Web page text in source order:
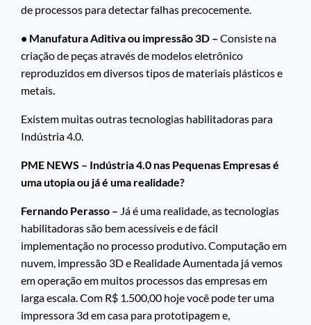
de processos para detectar falhas precocemente.
• Manufatura Aditiva ou impressão 3D – Consiste na
criação de peças através de modelos eletrônico
reproduzidos em diversos tipos de materiais plásticos e
metais.
Existem muitas outras tecnologias habilitadoras para
Indústria 4.0.
PME NEWS – Indústria 4.0 nas Pequenas Empresas é
uma utopia ou já é uma realidade?
Fernando Perasso – Já é uma realidade, as tecnologias
habilitadoras são bem acessíveis e de fácil
implementação no processo produtivo. Computação em
nuvem, impressão 3D e Realidade Aumentada já vemos
em operação em muitos processos das empresas em
larga escala. Com R$ 1.500,00 hoje você pode ter uma
impressora 3d em casa para prototipagem e,